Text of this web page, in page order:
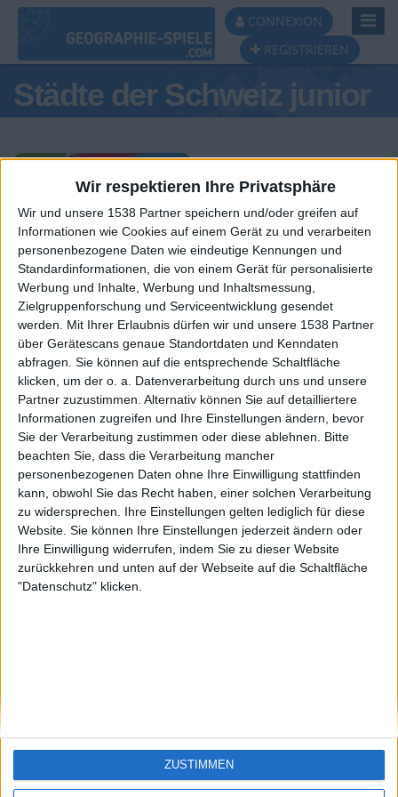
Wir respektieren Ihre Privatsphäre
Wir und unsere 1538 Partner speichern und/oder greifen auf
Informationen wie Cookies auf einem Gerät zu und verarbeiten
personenbezogene Daten wie eindeutige Kennungen und
Standardinformationen, die von einem Gerät für personalisierte
Werbung und Inhalte, Werbung und Inhaltsmessung,
Zielgruppenforschung und Serviceentwicklung gesendet
werden. Mit Ihrer Erlaubnis dürfen wir und unsere 1538 Partner
über Gerätescans genaue Standortdaten und Kenndaten
abfragen. Sie können auf die entsprechende Schaltfläche
klicken, um der o. a. Datenverarbeitung durch uns und unsere
Partner zuzustimmen. Alternativ können Sie auf detailliertere
Informationen zugreifen und Ihre Einstellungen ändern, bevor
Sie der Verarbeitung zustimmen oder diese ablehnen. Bitte
beachten Sie, dass die Verarbeitung mancher
personenbezogenen Daten ohne Ihre Einwilligung stattfinden
kann, obwohl Sie das Recht haben, einer solchen Verarbeitung
zu widersprechen. Ihre Einstellungen gelten lediglich für diese
Website. Sie können Ihre Einstellungen jederzeit ändern oder
Ihre Einwilligung widerrufen, indem Sie zu dieser Website
zurückkehren und unten auf der Webseite auf die Schaltfläche
"Datenschutz" klicken.
ZUSTIMMEN
CONNEXION
REGISTRIEREN
Städte der Schweiz junior
Tagespodest
#1
Funny1
#2
Santiago-de-
Cuba
Si vous êtes francophone, vous devriez allerici
🇺🇸 We noticed you’re visiting
from an English-speaking
country
Join our American version now and be
among the firsts to submit your score
on our leaderboards!
Let's visit GeoHeroes.com!